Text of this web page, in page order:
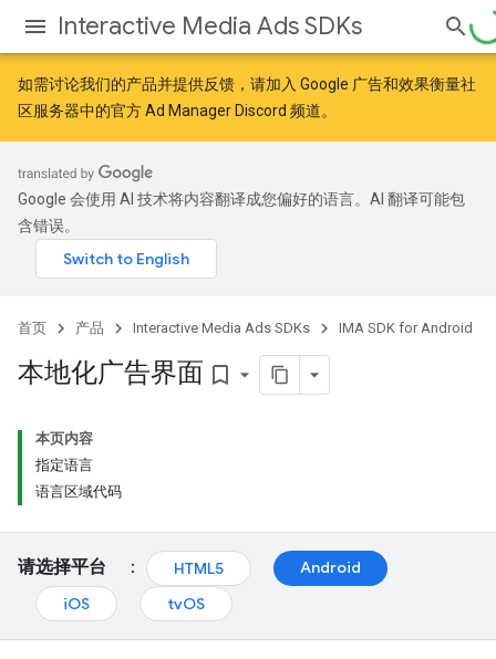
Interactive Media Ads SDKs
如需讨论我们的产品并提供反馈，请加入 Google 广告和效果衡量社
区服务器中的官方 Ad Manager Discord 频道。
Google 会使用 AI 技术将内容翻译成您偏好的语言。AI 翻译可能包
含错误。
首页 产品 Interactive Media Ads SDKs IMA SDK for Android
本地化广告界面 bookmark_border
本页内容
指定语言
语言区域代码
请选择平台 ： HTML5
Android
iOS
tvOS